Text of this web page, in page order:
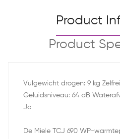
Product
Product
Vulgewicht drogen: 9 kg
Geluidsniveau: 64 dB
Ja
De Miele TCJ 690 WP-